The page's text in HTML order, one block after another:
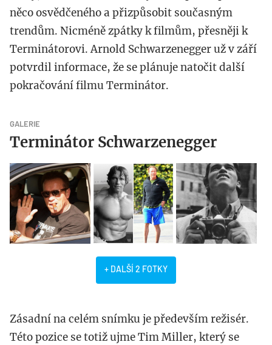
něco osvědčeného a přizpůsobit současným
trendům. Nicméně zpátky k filmům, přesněji k
Terminátorovi. Arnold Schwarzenegger už v září
potvrdil informace, že se plánuje natočit další
pokračování filmu Terminátor.
GALERIE
Terminátor Schwarzenegger
+ DALŠÍ 2 FOTKY
Zásadní na celém snímku je především režisér.
Této pozice se totiž ujme Tim Miller, který se